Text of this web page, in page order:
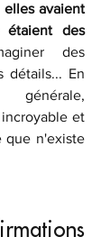
elles avaient
des
des
détails... En
générale,
et
que n'existe